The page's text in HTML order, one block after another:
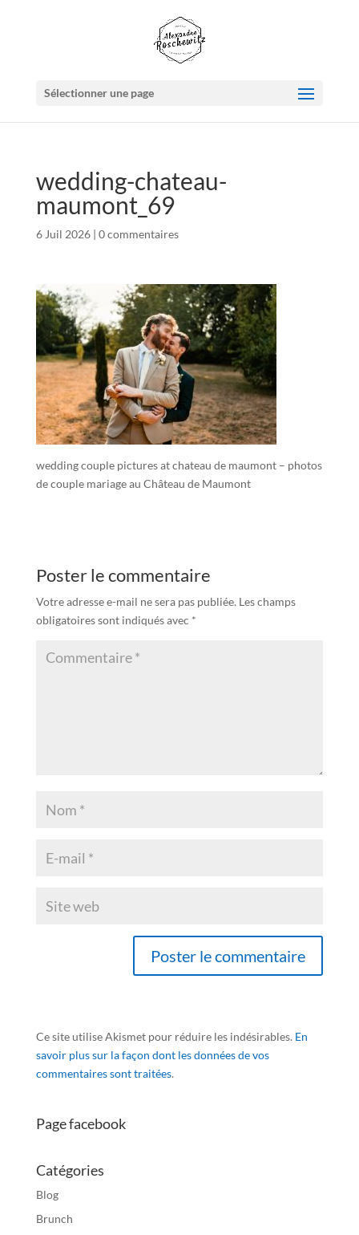
Sélectionner une page
wedding-chateau-
maumont_69
6 Juil 2026| 0 commentaires
wedding couple pictures at chateau de maumont – photos
de couple mariage au Château de Maumont
Poster le commentaire
Votre adresse e-mail ne sera pas publiée. Les champs
obligatoires sont indiqués avec *
Ce site utilise Akismet pour réduire les indésirables. En
savoir plus sur la façon dont les données de vos
commentaires sont traitées.
Page facebook
Catégories
Blog
Brunch